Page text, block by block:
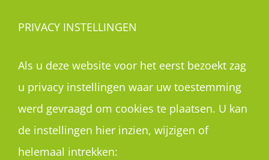
PRIVACY INSTELLINGEN
Als u deze website voor het eerst bezoekt zag
u privacy instellingen waar uw toestemming
werd gevraagd om cookies te plaatsen. U kan
de instellingen hier inzien, wijzigen of
helemaal intrekken: